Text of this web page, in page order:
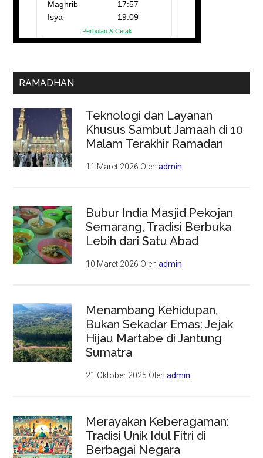
RAMADHAN
Teknologi dan Layanan
Khusus Sambut Jamaah di 10
Malam Terakhir Ramadan
11 Maret 2026 Olehadmin
Bubur India Masjid Pekojan
Semarang, Tradisi Berbuka
Lebih dari Satu Abad
10 Maret 2026 Olehadmin
Menambang Kehidupan,
Bukan Sekadar Emas: Jejak
Hijau Martabe di Jantung
Sumatra
21 Oktober 2025 Olehadmin
Merayakan Keberagaman:
Tradisi Unik Idul Fitri di
Berbagai Negara